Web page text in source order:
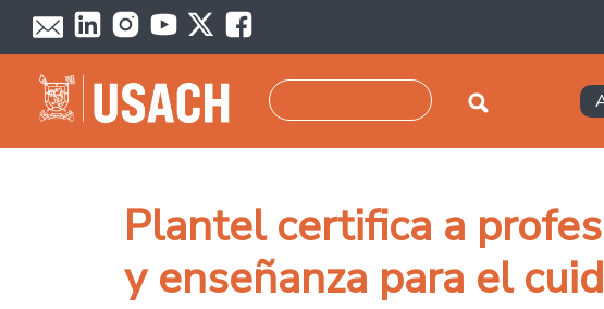
Skip to main content
Plantel certifica a
y enseñanza para el